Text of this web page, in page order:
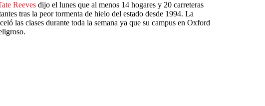
Reeves dijo el lunes que al menos 14 hogares y 20 carreteras
tras la peor tormenta de hielo del estado desde 1994. La
las clases durante toda la semana ya que su campus en Oxford